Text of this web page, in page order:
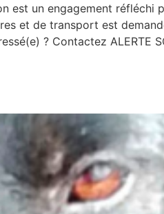
est un engagement réfléchi
et de transport est
? Contactez ALERTE